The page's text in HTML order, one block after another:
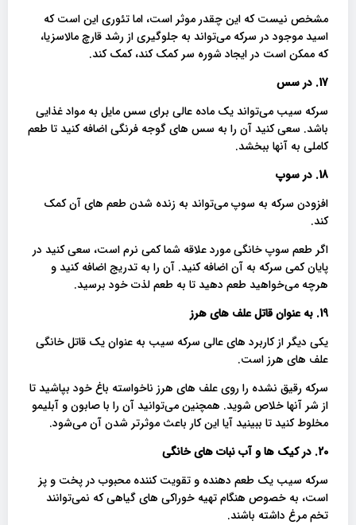
مشخص نیست که این چقدر موثر است، اما تئوری این است که
اسید موجود در سرکه می‌تواند به جلوگیری از رشد قارچ مالاسزیا،
که ممکن است در ایجاد شوره سر کمک کند، کمک کند.
17. در سس
سرکه سیب می‌تواند یک ماده عالی برای سس مایل به مواد غذایی
باشد. سعی کنید آن را به سس های گوجه فرنگی اضافه کنید تا طعم
کاملی به آنها ببخشد.
18. در سوپ
افزودن سرکه به سوپ می‌تواند به زنده شدن طعم های آن کمک
کند.
اگر طعم سوپ خانگی مورد علاقه شما کمی نرم است، سعی کنید در
پایان کمی سرکه به آن اضافه کنید. آن را به تدریج اضافه کنید و
هرچه می‌خواهید طعم دهید تا به طعم لذت خود برسید.
19. به عنوان قاتل علف های هرز
یکی دیگر از کاربرد های عالی سرکه سیب به عنوان یک قاتل خانگی
علف های هرز است.
سرکه رقیق نشده را روی علف های هرز ناخواسته باغ خود بپاشید تا
از شر آنها خلاص شوید. همچنین می‌توانید آن را با صابون و آبلیمو
مخلوط کنید تا ببینید آیا این کار باعث موثرتر شدن آن می‌شود.
20. در کیک ها و آب نبات های خانگی
سرکه سیب یک طعم دهنده و تقویت کننده محبوب در پخت و پز
است، به خصوص هنگام تهیه خوراکی های گیاهی که نمی‌توانند
تخم مرغ داشته باشند.